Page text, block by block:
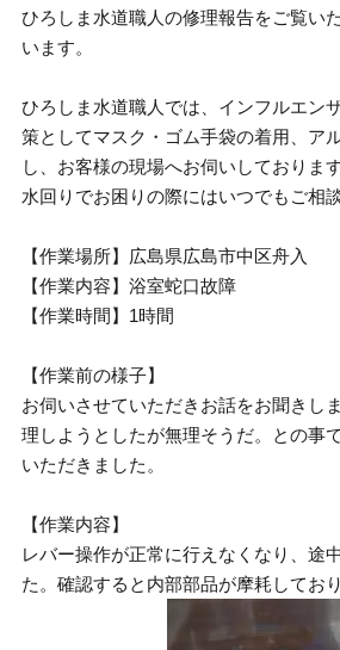
ひろしま水道職人の修理報告をご覧い
います。
ひろしま水道職人では、インフルエン
策としてマスク・ゴム手袋の着用、ア
し、お客様の現場へお伺いしております
水回りでお困りの際にはいつでもご相
【作業場所】広島県広島市中区舟入
【作業内容】浴室蛇口故障
【作業時間】1時間
【作業前の様子】
お伺いさせていただきお話をお聞きし
理しようとしたが無理そうだ。との事
いただきました。
【作業内容】
レバー操作が正常に行えなくなり、途
た。確認すると内部部品が摩耗してお